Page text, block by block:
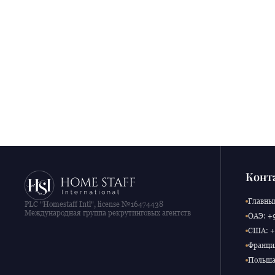
PLC "Homestaff Intl", license №16474438
Международная группа рекрутинговых агентств
ОАЭ:
США: